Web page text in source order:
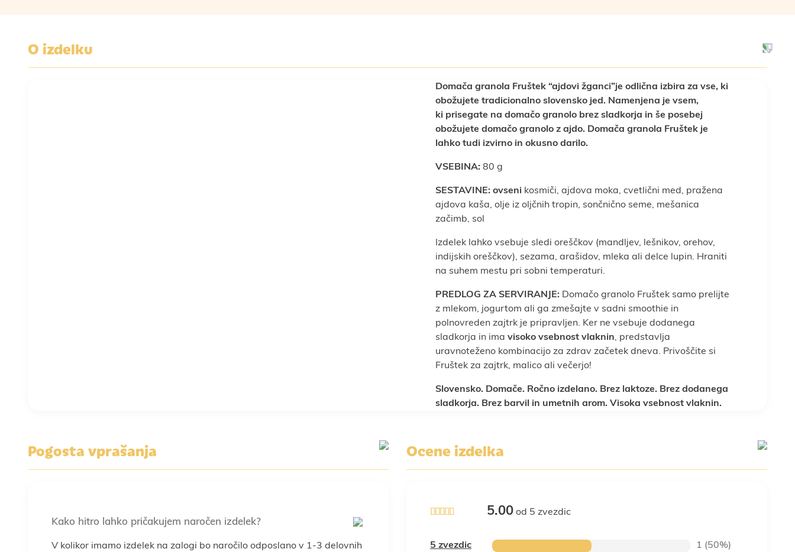
O izdelku
Domača granola Fruštek “ajdovi žganci”je odlična izbira za vse, ki
obožujete tradicionalno slovensko jed. Namenjena je vsem,
ki prisegate na domačo granolo brez sladkorja in še posebej
obožujete domačo granolo z ajdo. Domača granola Fruštek je
lahko tudi izvirno in okusno darilo.
VSEBINA: 80 g
SESTAVINE: ovseni kosmiči, ajdova moka, cvetlični med, pražena
ajdova kaša, olje iz oljčnih tropin, sončnično seme, mešanica
začimb, sol
Izdelek lahko vsebuje sledi oreščkov (mandljev, lešnikov, orehov,
indijskih oreščkov), sezama, arašidov, mleka ali delce lupin. Hraniti
na suhem mestu pri sobni temperaturi.
PREDLOG ZA SERVIRANJE: Domačo granolo Fruštek samo prelijte
z mlekom, jogurtom ali ga zmešajte v sadni smoothie in
polnovreden zajtrk je pripravljen. Ker ne vsebuje dodanega
sladkorja in ima visoko vsebnost vlaknin, predstavlja
uravnoteženo kombinacijo za zdrav začetek dneva. Privoščite si
Fruštek za zajtrk, malico ali večerjo!
Slovensko. Domače. Ročno izdelano. Brez laktoze. Brez dodanega
sladkorja. Brez barvil in umetnih arom. Visoka vsebnost vlaknin.
Pogosta vprašanja
Kako hitro lahko pričakujem naročen izdelek?
V kolikor imamo izdelek na zalogi bo naročilo odposlano v 1-3 delovnih
Ocene izdelka
5.00 od 5 zvezdic
5 zvezdic
1 (50%)